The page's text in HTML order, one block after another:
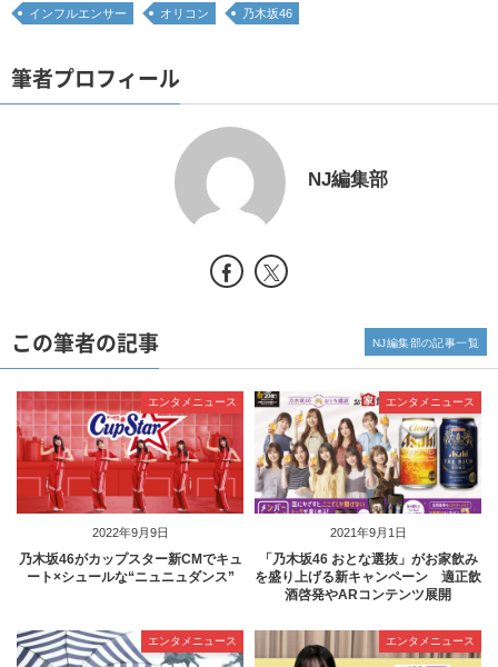
インフルエンサー オリコン 乃木坂46
筆者プロフィール
NJ編集部
この筆者の記事
2022年9月9日
エンタメニュース
乃木坂46がカップスター新CMでキュ
ート×シュールな“ニュニュダンス”
2021年9月1日
エンタメニュース
「乃木坂46 おとな選抜」がお家飲み
を盛り上げる新キャンペーン 適正飲
酒啓発やARコンテンツ展開
エンタメニュース エンタメニュース
NJ編集部の記事一覧